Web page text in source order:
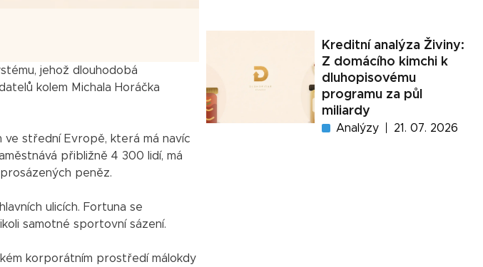
jehož dlouhodobá
kolem Michala Horáčka
střední Evropě, která má navíc
přibližně 4 300 lidí, má
peněz.
ulicích. Fortuna se
samotné sportovní sázení.
korporátním prostředí málokdy
Kreditní analýza Živiny:
Z domácího kimchi k
dluhopisovému
programu za půl
miliardy
Analýzy 21. 07. 2026